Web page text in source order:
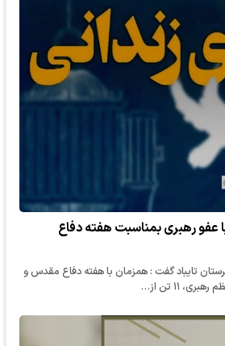
با عفو رهبری بمناسبت هفته دفاع
تایباد گفت : همزمان با هفته دفاع مقدس و
۱۱ تن از…